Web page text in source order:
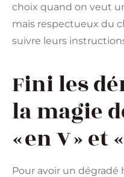
choix quand on veut
mais respectueux du
suivre leurs
Fini les
la magie
« en V » et
Pour avoir un dégradé